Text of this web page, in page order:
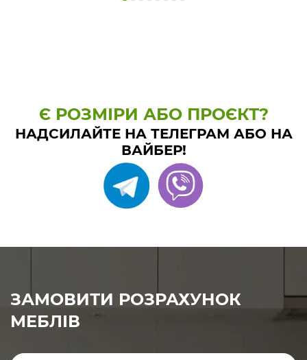
Є РОЗМІРИ АБО ПРОЄКТ?
НАДСИЛАЙТЕ НА ТЕЛЕГРАМ АБО НА
ВАЙБЕР!
ЗАМОВИТИ РОЗРАХУНОК
МЕБЛІВ